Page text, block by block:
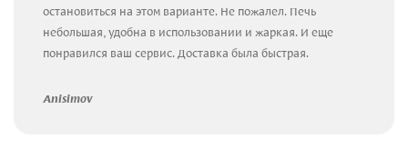
остановиться на этом варианте. Не пожалел. Печь
небольшая, удобна в использовании и жаркая. И еще
понравился ваш сервис. Доставка была быстрая.
Anisimov